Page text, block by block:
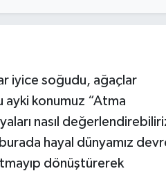
iyice soğudu, ağaçlar
ayki konumuz “Atma
nasıl
hayal dünyamız
dönüştürerek